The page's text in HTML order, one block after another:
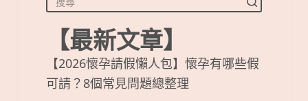
【最新文章】
【2026懷孕請假懶人包】懷孕有哪些假
可請？8個常見問題總整理